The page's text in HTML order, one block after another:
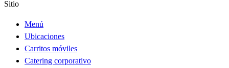
Sitio
Menú
Ubicaciones
Carritos móviles
Catering corporativo